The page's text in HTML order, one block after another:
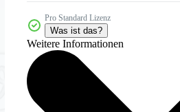
Pro Standard Lizenz
Was ist das?
Weitere Informationen